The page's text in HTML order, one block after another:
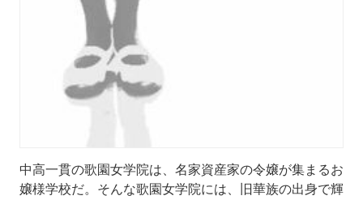
中高一貫の歌園女学院は、名家資産家の令嬢が集まるお
嬢様学校だ。そんな歌園女学院には、旧華族の出身で輝